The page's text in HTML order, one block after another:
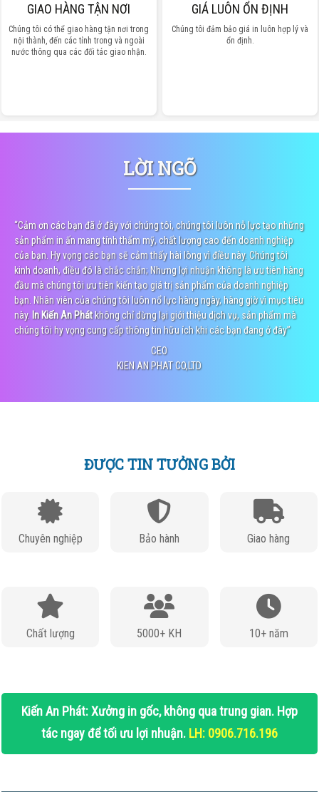
GIAO HÀNG TẬN NƠI
Chúng tôi có thể giao hàng tận nơi trong
nội thành, đến các tỉnh trong và ngoài
nước thông qua các đối tác giao nhận.
GIÁ LUÔN ỔN ĐỊNH
Chúng tôi đảm bảo giá in luôn hợp lý và
ổn định.
LỜI NGÕ
“Cảm ơn các bạn đã ở đây với chúng tôi, chúng tôi luôn nỗ lực tạo những
sản phẩm in ấn mang tính thẩm mỹ, chất lượng cao đến doanh nghiệp
của bạn. Hy vọng các bạn sẽ cảm thấy hài lòng vì điều này. Chúng tôi
kinh doanh, điều đó là chắc chắn; Nhưng lợi nhuận không là ưu tiên hàng
đầu mà chúng tôi ưu tiên kiến tạo giá trị sản phẩm của doanh nghiệp
bạn. Nhân viên của chúng tôi luôn nổ lực hàng ngày, hàng giờ vì mục tiêu
này. In Kiến An Phátkhông chỉ dừng lại giới thiệu dịch vụ, sản phẩm mà
chúng tôi hy vọng cung cấp thông tin hữu ích khi các bạn đang ở đây”
CEO
KIEN AN PHAT CO,LTD
ĐƯỢC TIN TƯỞNG BỞI
Chuyên nghiệp Bảo hành Giao hàng
Chất lượng 5000+ KH 10+ năm
Kiến An Phát: Xưởng in gốc, không qua trung gian. Hợp
tác ngay để tối ưu lợi nhuận. LH: 0906.716.196